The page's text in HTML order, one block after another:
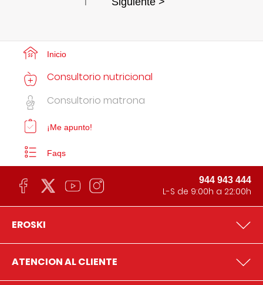
Inicio
Consultorio nutricional
Consultorio matrona
¡Me apunto!
Faqs
944 943 444
L-S de 9:00h a 22:00h
EROSKI
ATENCION AL CLIENTE